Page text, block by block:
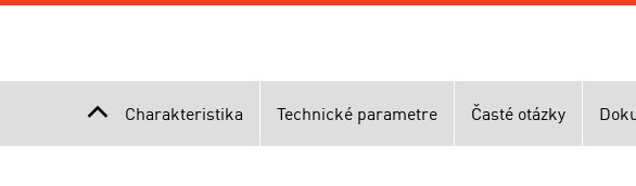
Charakteristika Technické parametre Časté otázky